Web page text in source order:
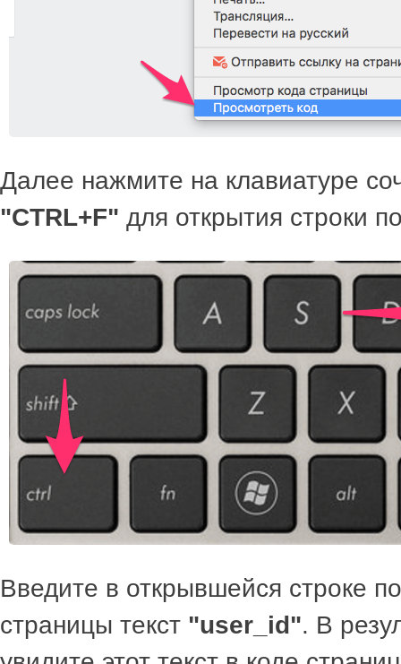
Далее нажмите на клавиатуре
"CTRL+F" для открытия строки
Введите в открывшейся строке
страницы текст "user_id". В